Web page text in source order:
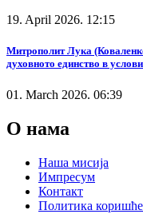
19. April 2026. 12:15
Митрополит Лука
духовното единство в
01. March 2026. 06:39
О нама
Наша мисија
Импресум
Контакт
Политика